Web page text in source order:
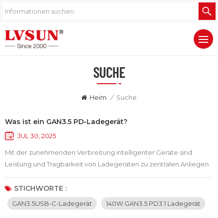
SUCHE
Heim / Suche
Was ist ein GAN3.5 PD-Ladegerät?
JUL 30, 2025
Mit der zunehmenden Verbreitung intelligenter Geräte sind
Leistung und Tragbarkeit von Ladegeräten zu zentralen Anliegen
der Nutzer geworden. In den letzten Jahren sind GAN-Ladegeräte
(Galliumnitrid) zunehmend in den Fokus der Öffentlichkeit
gerückt und gelten als Vertreter effizienter und leichter
Ladelösungen. Ein „GAN-PD-Ladegerät“ ist ein Ladegerät, das
STICHWORTE :
GAN3.5USB-C-Ladegerät 140W GAN3.5 PD3.1 Ladegerät